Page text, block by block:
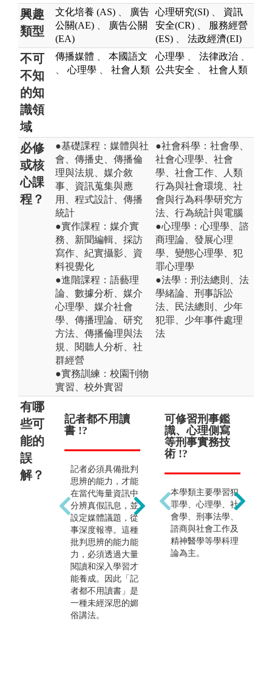
興趣
類型
文化培養 (AS)
廣告
公關(AE)
廣告公關
(EA)
心理研究(SI)
資訊
安全(CR)
服務經營
(ES)
法政經濟(EI)
不可
不知
的知
識領
域
傳播媒體
本國語文
心理學 社會人類
心理學 法律政治
公共安全
社會人類
必修
或核
心課
程？
●基礎課程：媒體與社
會、傳播史、傳播倫
理與法規、媒介敘
事、資訊蒐集與應
用、程式設計、傳播
統計
●實作課程：媒介實
務、新聞編輯、採訪
寫作、紀實攝影、資
料視覺化
●進階課程：語藝理
論、數據分析、媒介
心理學、媒介社會
學、傳播理論、研究
方法、傳播倫理與法
規、閱聽人分析、社
群經營
●實務訓練：校園刊物
實習、校外實習
●社會科學：社會學、
社會心理學、社會
學、社會工作、人類
行為與社會環境、社
會與行為科學研究方
法、行為統計與電腦
●心理學：心理學、諮
商理論、發展心理
學、變態心理學、犯
罪心理學
●法學：刑法總則、法
學緒論、刑事訴訟
法、民法總則、少年
犯罪、少年事件處理
法
有哪
些可
能的
誤
解？
記者都不用讀
書 !?
記者必須具備批判
思辨的能力，才能
在當代海量資訊中
分辨真假訊息，並
設定媒體議題，從
事深度報導。這種
批判思辨的能力能
力，必須透過大量
閱讀和深入學習才
能養成。因此「記
者都不用讀書」是
一種未經深思的媚
俗講法。
新聞產業正在
沒落 !?
院、工廠都在轉
型，新聞業也正在
轉向數位媒體，新
聞需求始終存在，
並因科技融入，可
以發展出更有趣、
可修習刑事鑑
識、心理側寫
等刑事實務技
術 !?
本學類主要學習犯
罪學、心理學、社
會學、刑事法學、
諮商與社會工作及
精神醫學等學科理
論為主。